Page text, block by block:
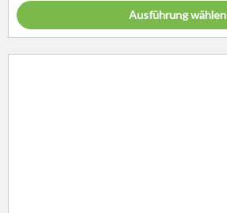
Ausführung wählen